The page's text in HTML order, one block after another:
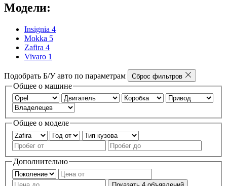
Модели:
Insignia 4
Mokka 5
Zafira 4
Vivaro 1
Подобрать Б/У авто по параметрам Сброс фильтров
Общее о машине
Общее о моделе
Дополнительно